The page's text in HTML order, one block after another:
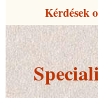
Kérdések